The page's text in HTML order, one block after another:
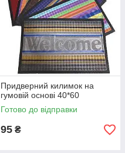
Придверний килимок на
гумовій основі 40*60
Готово до відправки
95 ₴